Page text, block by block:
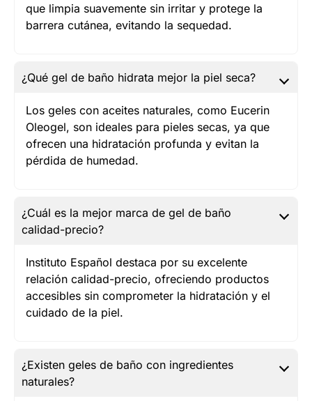
que limpia suavemente sin irritar y protege la
barrera cutánea, evitando la sequedad.
¿Qué gel de baño hidrata mejor la piel seca?
Los geles con aceites naturales, como Eucerin
Oleogel, son ideales para pieles secas, ya que
ofrecen una hidratación profunda y evitan la
pérdida de humedad.
¿Cuál es la mejor marca de gel de baño
calidad-precio?
Instituto Español destaca por su excelente
relación calidad-precio, ofreciendo productos
accesibles sin comprometer la hidratación y el
cuidado de la piel.
¿Existen geles de baño con ingredientes
naturales?